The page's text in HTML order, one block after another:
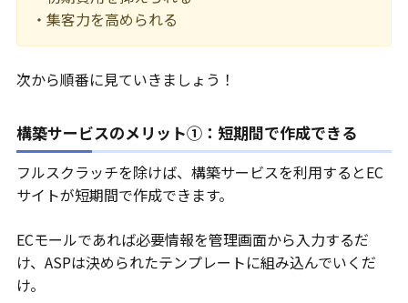
・集客力を高められる
次から順番に見ていきましょう！
構築サービスのメリット①：短期間で作成できる
フルスクラッチを除けば、構築サービスを利用するとEC
サイトが短期間で作成できます。
ECモールであれば必要情報を管理画面から入力するだ
け、ASPは決められたテンプレートに組み込んでいくだ
け。